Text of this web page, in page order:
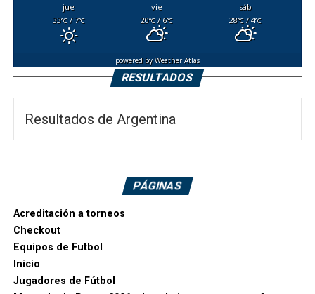
jue vie
sáb
33°C/ 7°C 20°C / 6°C 28°C / 4°C
powered byWeather Atlas
RESULTADOS
Resultados de Argentina
PÁGINAS
Acreditación a torneos
Checkout
Equipos de Futbol
Inicio
Jugadores de Fútbol